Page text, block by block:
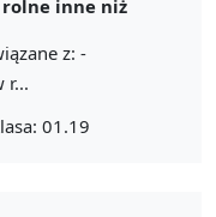
rolne inne niż
z: -
r...
01.19